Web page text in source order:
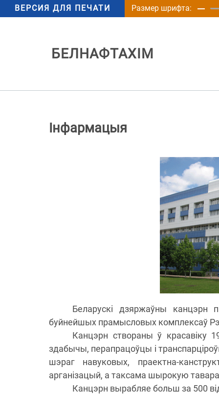
ВЕРСИЯ ДЛЯ ПЕЧАТИ Размер шрифта:
БЕЛНАФТАХІМ
Iнфармацыя
Беларускі дзяржаўны канцэрн
буйнейшых прамысловых комплексаў
Канцэрн створаны ў красавіку
здабычы, перапрацоўцы і
шэраг навуковых, праектна-
арганізацый, а таксама шырокую
Канцэрн вырабляе больш за 500